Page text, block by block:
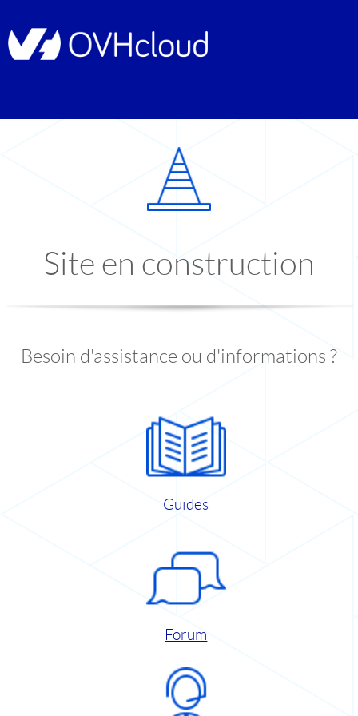
Site en construction
Besoin d'assistance ou d'informations ?
Guides
Forum